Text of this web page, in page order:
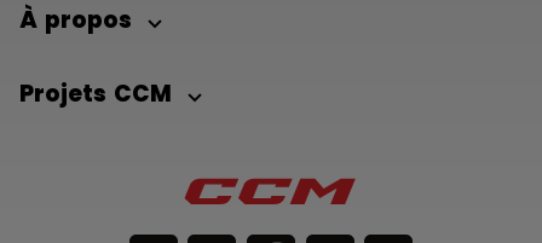
À propos
Projets CCM